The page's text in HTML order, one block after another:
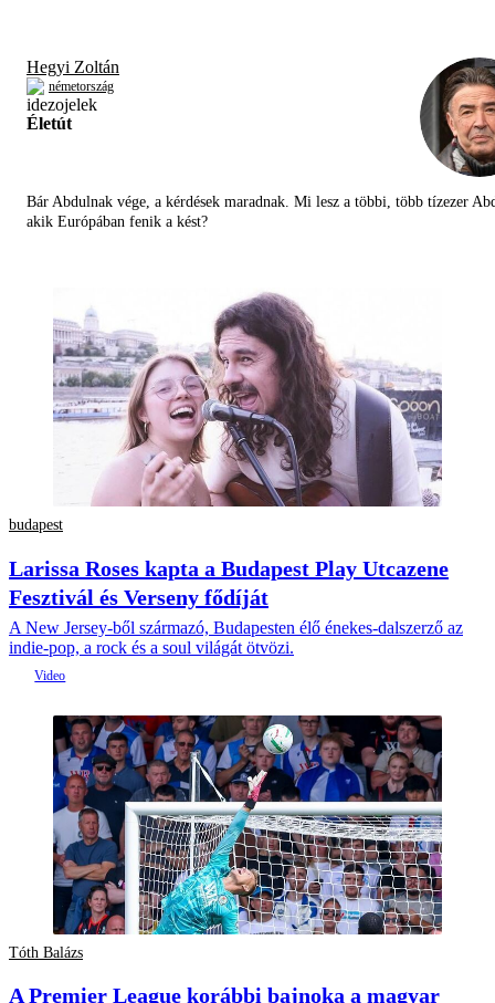
Hegyi Zoltán
németország
Életút
Bár Abdulnak vége, a kérdések maradnak. Mi lesz a többi, több tízezer
akik Európában fenik a kést?
budapest
Larissa Roses kapta a Budapest Play Utcazene
Fesztivál és Verseny fődíját
A New Jersey-ből származó, Budapesten élő énekes-dalszerző az
indie-pop, a rock és a soul világát ötvözi.
Tóth Balázs
A Premier League korábbi bajnoka a magyar